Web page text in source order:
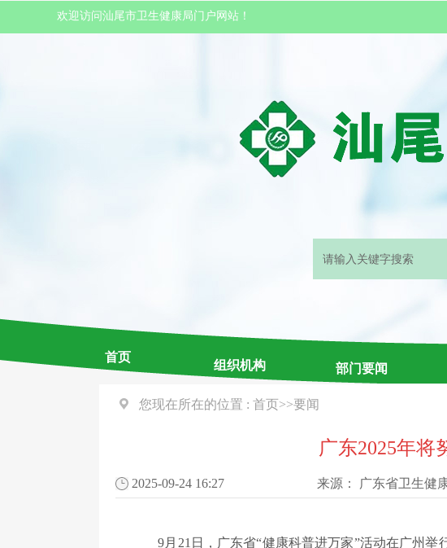
欢迎访问汕尾市卫生健康局门户网站！
首页
组织机构 部门要闻
您现在所在的位置 : 首页>>要闻
广东2025年将
2025-09-24 16:27 来源： 广东省卫生健
9月21日，广东省“健康科普进万家”活动在广州举